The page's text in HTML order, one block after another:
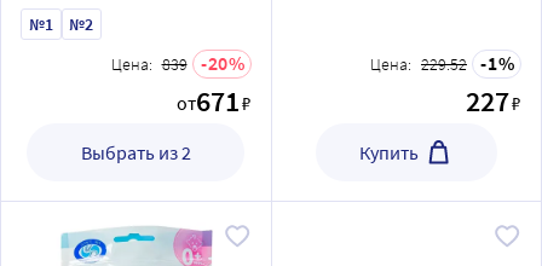
№1
№2
Цена: 839
20
от671₽
Выбрать из 2
Цена: 229.52 1
227₽
Купить